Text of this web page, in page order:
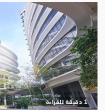
‫1 دقيقة للقراءة